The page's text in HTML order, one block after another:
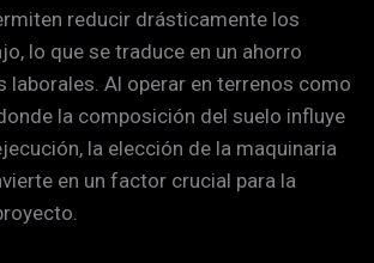
reducir drásticamente los
lo que se traduce en un ahorro
laborales. Al operar en terrenos como
la composición del suelo influye
la elección de la maquinaria
en un factor crucial para la